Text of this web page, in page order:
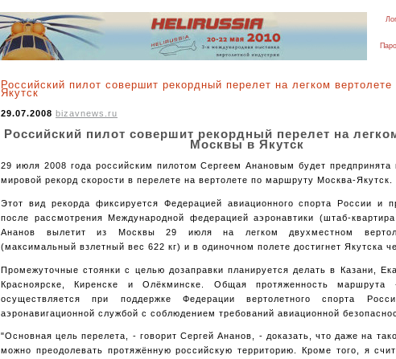
Российский пилот совершит рекордный перелет на легком
Якутск
29.07.2008 bizavnews.ru
Российский пилот совершит рекордный перелет на
Москвы в Якутск
29 июля 2008 года российским пилотом Сергеем Анановым будет предпринята
мировой рекорд скорости в перелете на вертолете по маршруту Москва-Якутск.
Этот вид рекорда фиксируется Федерацией авиационного спорта России и
после рассмотрения Международной федерацией аэронавтики (штаб-
Ананов вылетит из Москвы 29 июля на легком двухместном
(максимальный взлетный вес 622 кг) и в одиночном полете достигнет Якутска
Промежуточные стоянки с целью дозаправки планируется делать в Казани,
Красноярске, Киренске и Олёкминске. Общая протяженность
осуществляется при поддержке Федерации вертолетного спорта
аэронавигационной службой с соблюдением требований авиационной
"Основная цель перелета, - говорит Сергей Ананов, - доказать, что даже на
можно преодолевать протяжённую российскую территорию. Кроме того, я